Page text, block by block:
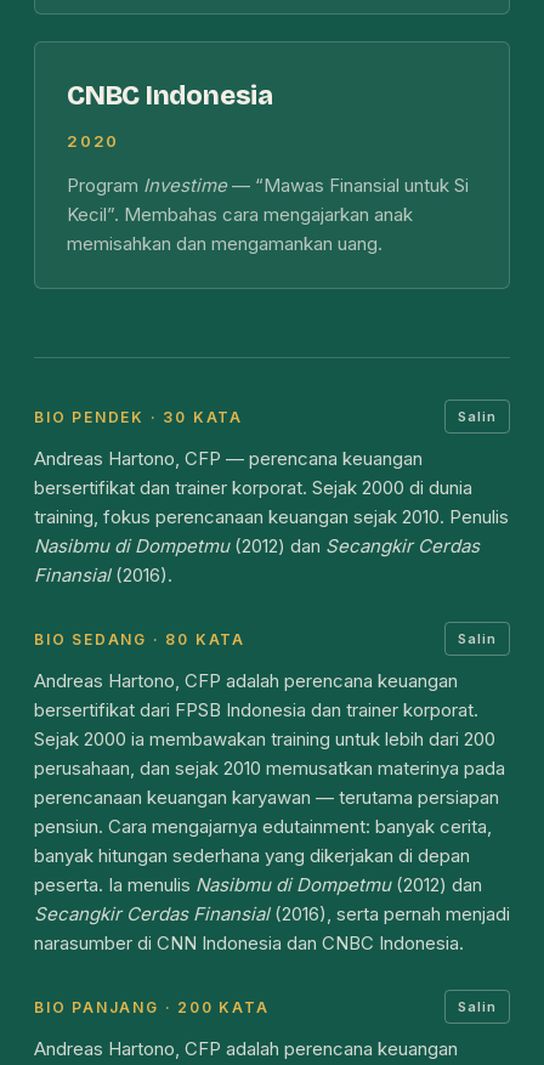
CNBC Indonesia
2020
Program Investime— “Mawas Finansial untuk Si
Kecil”. Membahas cara mengajarkan anak
memisahkan dan mengamankan uang.
BIO PENDEK · 30 KATA Salin
Andreas Hartono, CFP — perencana keuangan
bersertifikat dan trainer korporat. Sejak 2000 di dunia
training, fokus perencanaan keuangan sejak 2010. Penulis
Nasibmu di Dompetmu(2012) dan Secangkir Cerdas
Finansial(2016).
BIO SEDANG · 80 KATA Salin
Andreas Hartono, CFP adalah perencana keuangan
bersertifikat dari FPSB Indonesia dan trainer korporat.
Sejak 2000 ia membawakan training untuk lebih dari 200
perusahaan, dan sejak 2010 memusatkan materinya pada
perencanaan keuangan karyawan — terutama persiapan
pensiun. Cara mengajarnya edutainment: banyak cerita,
banyak hitungan sederhana yang dikerjakan di depan
peserta. Ia menulis Nasibmu di Dompetmu(2012) dan
Secangkir Cerdas Finansial(2016), serta pernah menjadi
narasumber di CNN Indonesia dan CNBC Indonesia.
BIO PANJANG · 200 KATA Salin
Andreas Hartono, CFP adalah perencana keuangan